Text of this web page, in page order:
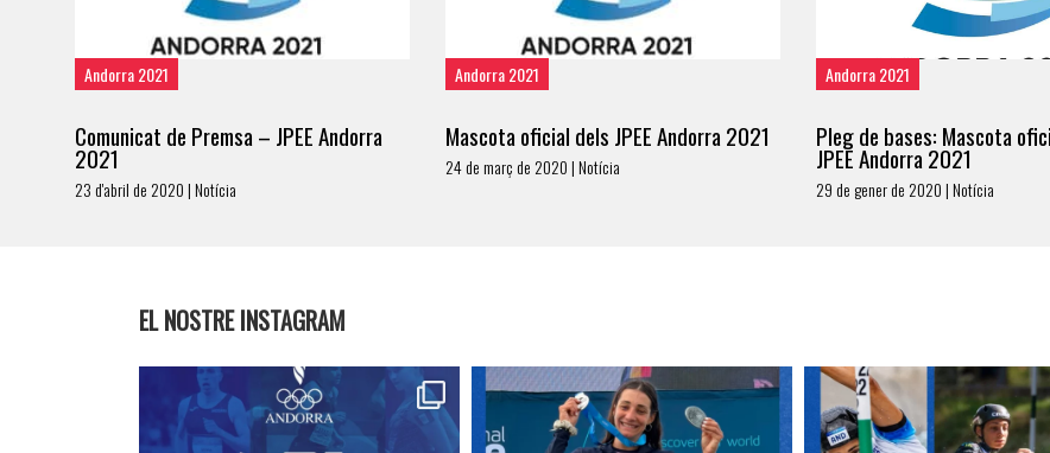
Andorra 2021
Comunicat de Premsa – JPEE Andorra
2021
23 d'abril de 2020 | Notícia
Andorra 2021
Mascota oficial dels JPEE Andorra 2021
24 de març de 2020 | Notícia
Andorra 2021
Pleg de bases: Mascota
JPEE Andorra 2021
29 de gener de 2020 | Notícia
EL NOSTRE INSTAGRAM